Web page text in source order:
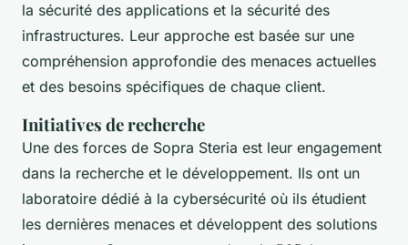
la sécurité des applications et la sécurité des
infrastructures. Leur approche est basée sur une
compréhension approfondie des menaces actuelles
et des besoins spécifiques de chaque client.
Initiatives de recherche
Une des forces de Sopra Steria est leur engagement
dans la recherche et le développement. Ils ont un
laboratoire dédié à la cybersécurité où ils étudient
les dernières menaces et développent des solutions